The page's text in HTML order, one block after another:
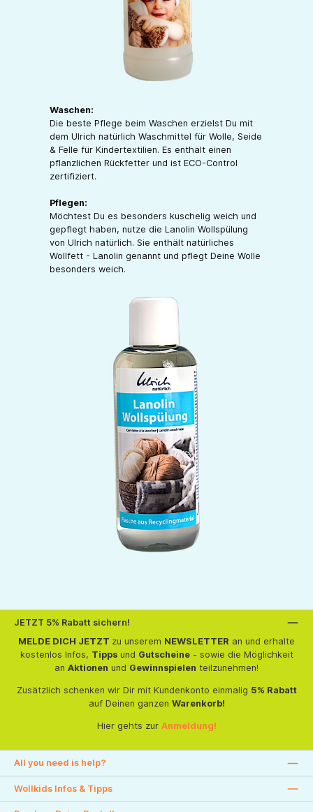
Waschen:
Die beste Pflege beim Waschen erzielst Du mit
dem Ulrich natürlich Waschmittel für Wolle, Seide
& Felle für Kindertextilien. Es enthält einen
pflanzlichen Rückfetter und ist ECO-Control
zertifiziert.
Pflegen:
Möchtest Du es besonders kuschelig weich und
gepflegt haben, nutze die Lanolin Wollspülung
von Ulrich natürlich. Sie enthält natürliches
Wollfett - Lanolin genannt und pflegt Deine Wolle
besonders weich.
JETZT 5% Rabatt sichern!
MELDE DICH JETZT zu unserem NEWSLETTER an und erhalte
kostenlos Infos, Tippsund Gutscheine- sowie die Möglichkeit
an Aktionen und Gewinnspielen teilzunehmen!
Zusätzlich schenken wir Dir mit Kundenkonto einmalig 5% Rabatt
auf Deinen ganzen Warenkorb!
Hier gehts zur Anmeldung!
All you need is help?
Wollkids Infos & Tipps